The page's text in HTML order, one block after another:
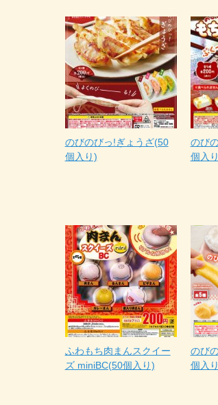
のびのびっ!ぎょうざ(50
個入り)
のび
個入
ふわもち肉まんスクイー
ズ miniBC(50個入り)
のび
個入